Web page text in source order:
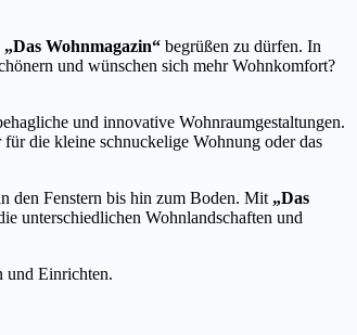
„Das Wohnmagazin“ begrüßen zu dürfen. In
und wünschen sich mehr Wohnkomfort?
und innovative Wohnraumgestaltungen.
die kleine schnuckelige Wohnung oder das
den Fenstern bis hin zum Boden. Mit „Das
unterschiedlichen Wohnlandschaften und
und Einrichten.